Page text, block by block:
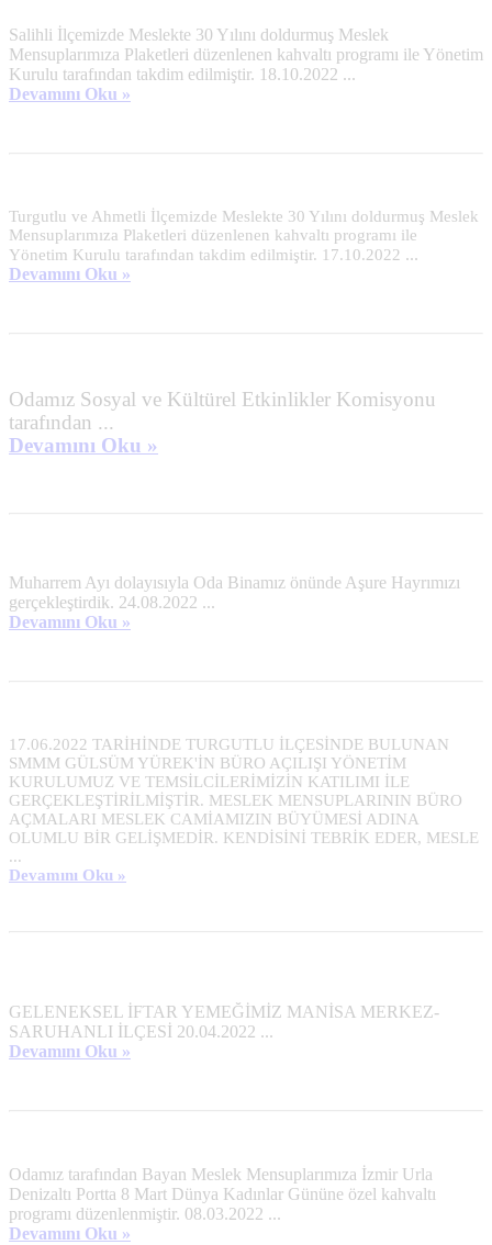
Salihli İlçemizde Meslekte 30 Yılını doldurmuş Meslek
Mensuplarımıza Plaketleri düzenlenen kahvaltı programı ile Yönetim
Kurulu tarafından takdim edilmiştir. 18.10.2022 ...
Devamını Oku »
Turgutlu ve Ahmetli İlçemizde Meslekte 30 Yılını doldurmuş Meslek
Mensuplarımıza Plaketleri düzenlenen kahvaltı programı ile
Yönetim Kurulu tarafından takdim edilmiştir. 17.10.2022 ...
Devamını Oku »
Odamız Sosyal ve Kültürel Etkinlikler Komisyonu
tarafından ...
Devamını Oku »
Muharrem Ayı dolayısıyla Oda Binamız önünde Aşure Hayrımızı
gerçekleştirdik. 24.08.2022 ...
Devamını Oku »
17.06.2022 TARİHİNDE TURGUTLU İLÇESİNDE BULUNAN
SMMM GÜLSÜM YÜREK'İN BÜRO AÇILIŞI YÖNETİM
KURULUMUZ VE TEMSİLCİLERİMİZİN KATILIMI İLE
GERÇEKLEŞTİRİLMİŞTİR. MESLEK MENSUPLARININ BÜRO
AÇMALARI MESLEK CAMİAMIZIN BÜYÜMESİ ADINA
OLUMLU BİR GELİŞMEDİR. KENDİSİNİ TEBRİK EDER, MESLE
...
Devamını Oku »
GELENEKSEL İFTAR YEMEĞİMİZ MANİSA MERKEZ-
SARUHANLI İLÇESİ 20.04.2022 ...
Devamını Oku »
Odamız tarafından Bayan Meslek Mensuplarımıza İzmir Urla
Denizaltı Portta 8 Mart Dünya Kadınlar Gününe özel kahvaltı
programı düzenlenmiştir. 08.03.2022 ...
Devamını Oku »